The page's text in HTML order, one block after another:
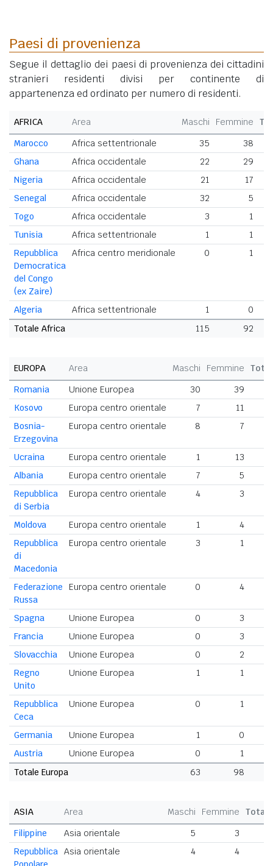
Paesi di provenienza
Segue il dettaglio dei paesi di provenienza dei cittadini
stranieri residenti divisi per continente di
appartenenza ed ordinato per numero di residenti.
AFRICA Area Maschi Femmine
Marocco
Africa settentrionale 35
38
Ghana
Africa occidentale 22
29
Nigeria
Africa occidentale 21
17
Senegal
Africa occidentale 32
5
Togo
Africa occidentale 3
1
Tunisia
Africa settentrionale 1
1
Repubblica
Democratica
del Congo
(ex Zaire)
Africa centro meridionale 0 1
Algeria Africa settentrionale 1
0
Totale Africa
115 92
EUROPA Area Maschi Femmine
Romania
Unione Europea 30 39
Kosovo
Europa centro orientale 7 11
Bosnia-
Erzegovina
Europa centro orientale 8 7
Ucraina Europa centro orientale 1 13
Albania
Europa centro orientale 7 5
Repubblica
di Serbia
Europa centro orientale 4 3
Moldova Europa centro orientale 1 4
Repubblica
di
Macedonia
Europa centro orientale 3 1
Federazione
Russa
Europa centro orientale 0 4
Spagna Unione Europea 0
3
Francia
Unione Europea 0
3
Slovacchia
Unione Europea 0
2
Regno
Unito
Unione Europea 1 1
Repubblica
Ceca
Unione Europea 0 1
Germania Unione Europea 1
0
Austria
Unione Europea 0
1
Totale Europa
63 98
ASIA Area Maschi Femmine
Totale
Filippine
Asia orientale 5 3
Repubblica Asia orientale 4 4